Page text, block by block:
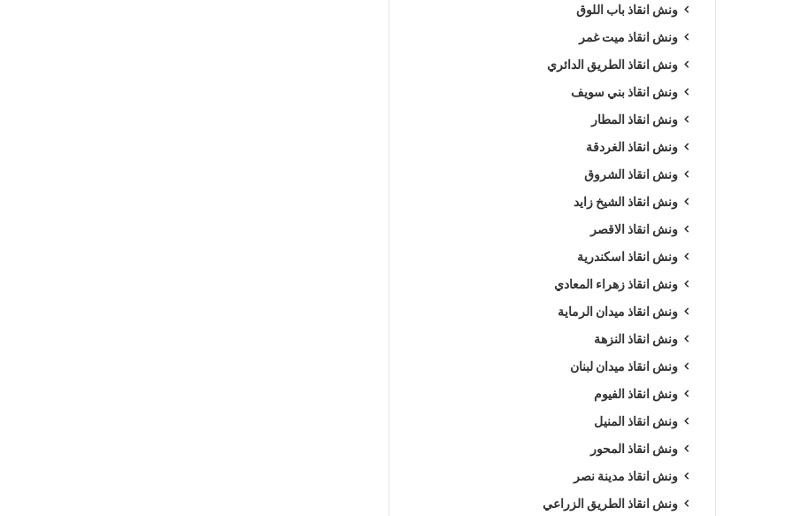
ونش انقاذ باب اللوق
ونش انقاذ ميت غمر
ونش انقاذ الطريق الدائري
ونش انقاذ بني سويف
ونش انقاذ المطار
ونش انقاذ الغردقة
ونش انقاذ الشروق
ونش انقاذ الشيخ زايد
ونش انقاذ الاقصر
ونش انقاذ اسكندرية
ونش انقاذ زهراء المعادي
ونش انقاذ ميدان الرماية
ونش انقاذ النزهة
ونش انقاذ ميدان لبنان
ونش انقاذ الفيوم
ونش انقاذ المنيل
ونش انقاذ المحور
ونش انقاذ مدينة نصر
ونش انقاذ الطريق الزراعي